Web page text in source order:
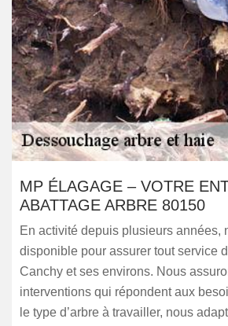
MP ÉLAGAGE – VOTRE
ABATTAGE ARBRE 80150
En activité depuis plusieurs années,
disponible pour assurer tout service
Canchy et ses environs. Nous
interventions qui répondent aux
le type d’arbre à travailler, nous